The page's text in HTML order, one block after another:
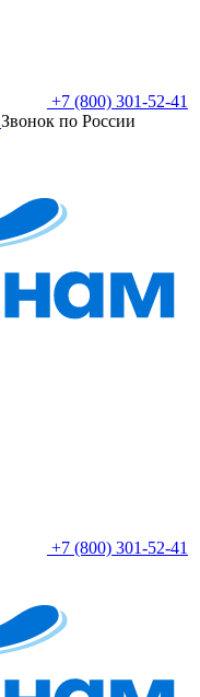
+7 (800) 301-52-41
Звонок по России
+7 (800) 301-52-41